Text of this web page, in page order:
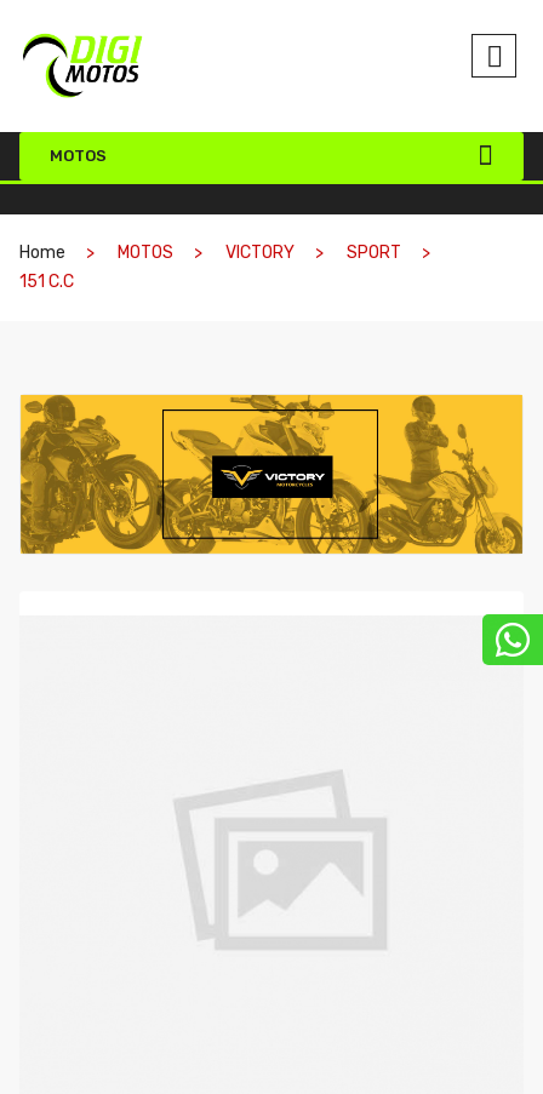
MOTOS
Home MOTOS VICTORY
SPORT
151 C.C